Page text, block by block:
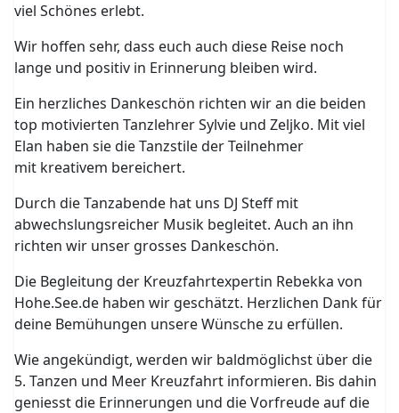
viel Schönes erlebt.
Wir hoffen sehr, dass euch auch diese Reise noch
lange und positiv in Erinnerung bleiben wird.
Ein herzliches Dankeschön richten wir an die beiden
top motivierten Tanzlehrer Sylvie und Zeljko. Mit viel
Elan haben sie die Tanzstile der Teilnehmer
mit kreativem bereichert.
Durch die Tanzabende hat uns DJ Steff mit
abwechslungsreicher Musik begleitet. Auch an ihn
richten wir unser grosses Dankeschön.
Die Begleitung der Kreuzfahrtexpertin Rebekka von
Hohe.See.de haben wir geschätzt. Herzlichen Dank für
deine Bemühungen unsere Wünsche zu erfüllen.
Wie angekündigt, werden wir baldmöglichst über die
5. Tanzen und Meer Kreuzfahrt informieren. Bis dahin
geniesst die Erinnerungen und die Vorfreude auf die